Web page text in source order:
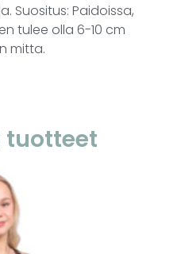
Suositus: Paidoissa,
tulee olla 6-10 cm
mitta.
tuotteet